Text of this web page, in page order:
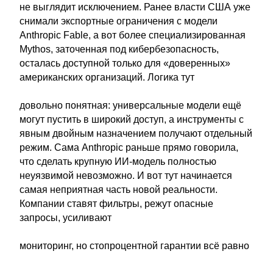
не выглядит исключением. Ранее власти США уже
снимали экспортные ограничения с модели
Anthropic Fable, а вот более специализированная
Mythos, заточенная под кибербезопасность,
осталась доступной только для «доверенных»
американских организаций. Логика тут
довольно понятная: универсальные модели ещё
могут пустить в широкий доступ, а инструменты с
явным двойным назначением получают отдельный
режим. Сама Anthropic раньше прямо говорила,
что сделать крупную ИИ-модель полностью
неуязвимой невозможно. И вот тут начинается
самая неприятная часть новой реальности.
Компании ставят фильтры, режут опасные
запросы, усиливают
мониторинг, но стопроцентной гарантии всё равно